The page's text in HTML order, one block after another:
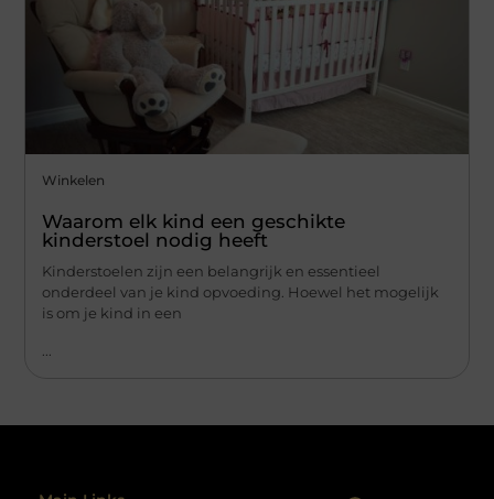
Winkelen
Waarom elk kind een geschikte
kinderstoel nodig heeft
Kinderstoelen zijn een belangrijk en essentieel
onderdeel van je kind opvoeding. Hoewel het mogelijk
is om je kind in een